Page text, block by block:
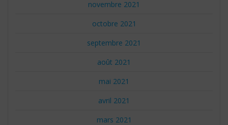
novembre 2021
octobre 2021
septembre 2021
août 2021
mai 2021
avril 2021
mars 2021